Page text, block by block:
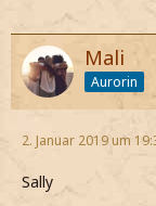
Mali
Aurorin
2. Januar 2019 um
Sally